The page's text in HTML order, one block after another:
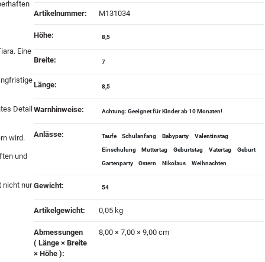
Eine
Detail
wird.
und
nicht nur
Artikelnummer: M131034
Höhe‍: 8,5
Breite‍: 7
Länge‍: 8,5
Warnhinweise‍: Achtung: Geeignet für Kinder ab 10 Monaten!
Anlässe‍: Taufe Schulanfang Babyparty Valentinstag
Einschulung Muttertag Geburtstag Vatertag Geburt
Gartenparty Ostern Nikolaus Weihnachten
Gewicht‍: 54
Artikelgewicht‍: 0,05 kg
Abmessungen
( Länge × Breite
× Höhe )‍:
8,00 × 7,00 × 9,00 cm